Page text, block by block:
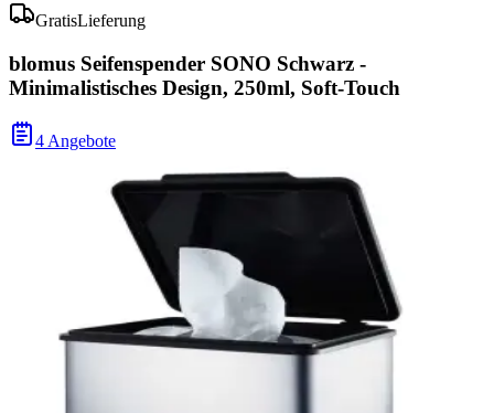
GratisLieferung
blomus Seifenspender SONO Schwarz -
Minimalistisches Design, 250ml, Soft-Touch
4 Angebote